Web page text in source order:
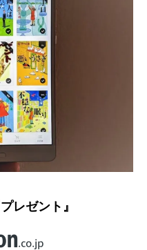
レゼント』